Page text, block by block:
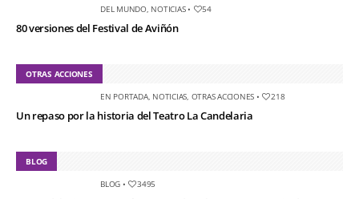
DEL MUNDO, NOTICIAS• 54
80 versiones del Festival de Aviñón
OTRAS ACCIONES
EN PORTADA, NOTICIAS OTRAS ACCIONES • 218
Un repaso por la historia del Teatro La Candelaria
BLOG
BLOG • 3495